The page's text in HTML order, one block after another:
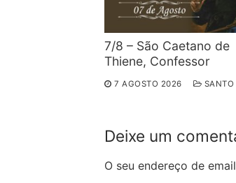
7/8 – São Caetano de
Thiene, Confessor
7 AGOSTO 2026 SANTO
Deixe um
O seu endereço de